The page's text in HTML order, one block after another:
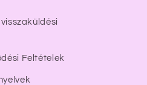
Feltételek